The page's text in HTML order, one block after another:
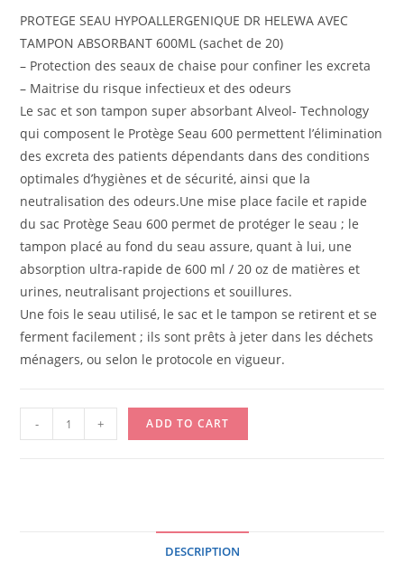
PROTEGE SEAU HYPOALLERGENIQUE DR HELEWA AVEC
TAMPON ABSORBANT 600ML (sachet de 20)
– Protection des seaux de chaise pour confiner les excreta
– Maitrise du risque infectieux et des odeurs
Le sac et son tampon super absorbant Alveol- Technology
qui composent le Protège Seau 600 permettent l’élimination
des excreta des patients dépendants dans des conditions
optimales d’hygiènes et de sécurité, ainsi que la
neutralisation des odeurs.Une mise place facile et rapide
du sac Protège Seau 600 permet de protéger le seau ; le
tampon placé au fond du seau assure, quant à lui, une
absorption ultra-rapide de 600 ml / 20 oz de matières et
urines, neutralisant projections et souillures.
Une fois le seau utilisé, le sac et le tampon se retirent et se
ferment facilement ; ils sont prêts à jeter dans les déchets
ménagers, ou selon le protocole en vigueur.
PROTEGE
SEAU
- + ADD TO CART
DESCRIPTION